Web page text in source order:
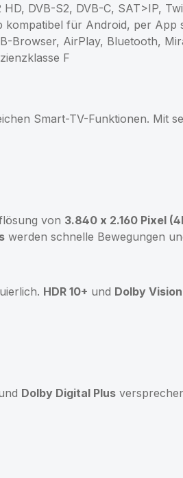
HD, DVB-S2, DVB-C, SAT>IP,
kompatibel für Android, per App
Browser, AirPlay, Bluetooth,
F
Smart-TV-Funktionen. Mit
von 3.840 x 2.160 Pixel
werden schnelle Bewegungen
HDR 10+ und Dolby Vision
Dolby Digital Plus